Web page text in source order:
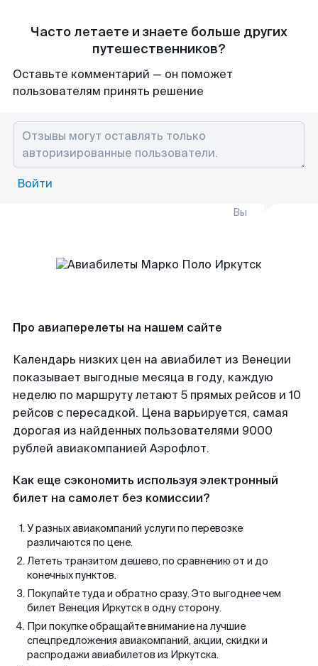
Часто летаете и знаете больше других
путешественников?
Оставьте комментарий — он поможет
пользователям принять решение
Войти
Вы
Про авиаперелеты на нашем сайте
Календарь низких цен на авиабилет из Венеции
показывает выгодные месяца в году, каждую
неделю по маршруту летают 5 прямых рейсов и 10
рейсов с пересадкой. Цена варьируется, самая
дорогая из найденных пользователями 9000
рублей авиакомпанией Аэрофлот.
Как еще сэкономить используя электронный
билет на самолет без комиссии?
У разных авиакомпаний услуги по перевозке
различаются по цене.
Лететь транзитом дешево, по сравнению от и до
конечных пунктов.
Покупайте туда и обратно сразу. Это выгоднее чем
билет Венеция Иркутск в одну сторону.
При покупке обращайте внимание на лучшие
спецпредложения авиакомпаний, акции, скидки и
распродажи авиабилетов из Иркутска.